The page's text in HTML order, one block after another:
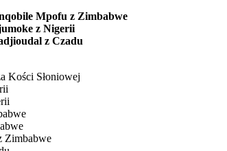
Mpofu z Zimbabwe
z Nigerii
z Czadu
Kości Słoniowej
Zimbabwe